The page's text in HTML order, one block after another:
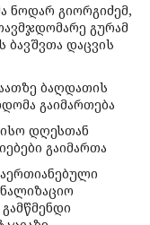
ნოდარ გიორგიძემ,
გურამ
ბავშვთა დაცვის
ბაღდათის
გაიმართება
დღესთან
გაიმართა